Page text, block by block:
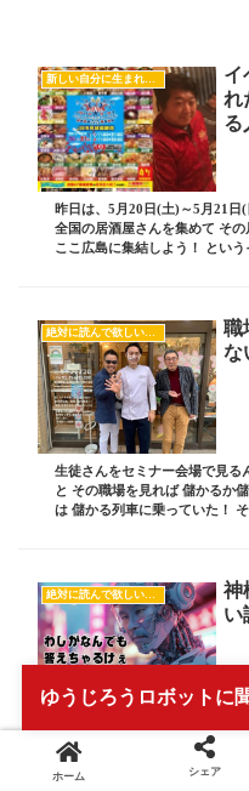
新しい自分に生まれ変わるヒント
イ
れ
る
昨日は、5月20日(土)～5月21日
全国の居酒屋さんを集めて そ
ここ広島に集結しよう！ とい
絶対に読んで欲しいオススメ記事
職
な
生徒さんをセミナー会場で見る
と その職場を見れば 儲かるか
は 儲かる列車に乗っていた！
絶対に読んで欲しいオススメ記事
神
い
人間は生きていると 辛いことが
えるから 人間は成長するんで
ことが起きるんだ！ って事が
から それに見合うだけの 辛いこ
ホーム シェア
ゆうじろうロボットに